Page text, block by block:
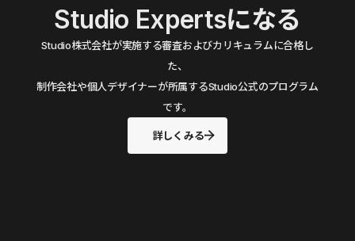
Studio Expertsになる
Studio株式会社が実施する審査およびカリキュラムに合格し
た、
制作会社や個人デザイナーが所属するStudio公式のプログラム
です。
詳しくみる